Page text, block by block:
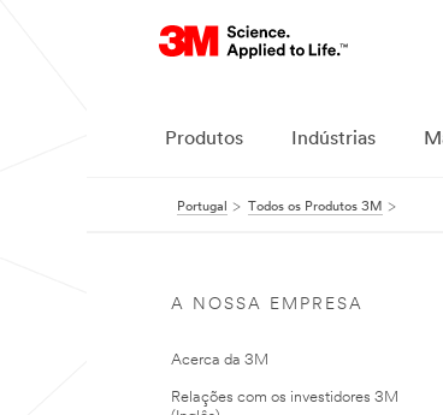
Produtos Indústrias
Portugal Todos os Produtos 3M
A NOSSA EMPRESA
Acerca da 3M
Relações com os investidores 3M